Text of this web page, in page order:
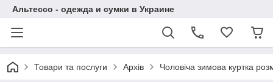
Альтессо - одежда и сумки в Украине
Товари та послуги Архів Чоловіча зимова куртка